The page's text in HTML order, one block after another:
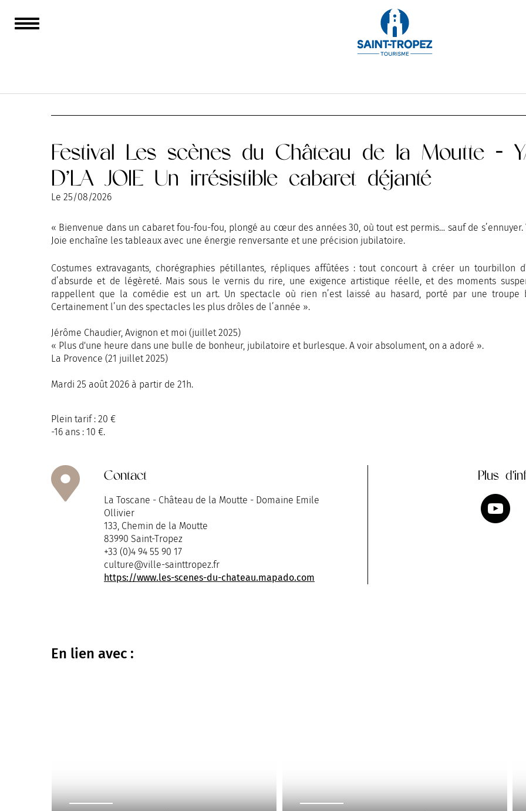
NOVEMBRE DÉCEMBRE
Festival Les scènes du Château de la Moutte -
D’LA JOIE Un irrésistible cabaret déjanté
Le 25/08/2026
« Bienvenue dans un cabaret fou-fou-fou, plongé au cœur des années 30, où tout est permis… sauf de s’ennuyer.
Joie enchaîne les tableaux avec une énergie renversante et une précision jubilatoire.
Costumes extravagants, chorégraphies pétillantes, répliques affûtées : tout concourt à créer un tourbillon
d’absurde et de légèreté. Mais sous le vernis du rire, une exigence artistique réelle, et des moments
rappellent que la comédie est un art. Un spectacle où rien n’est laissé au hasard, porté par une troupe
Certainement l’un des spectacles les plus drôles de l’année ».
Jérôme Chaudier, Avignon et moi (juillet 2025)
« Plus d'une heure dans une bulle de bonheur, jubilatoire et burlesque. A voir absolument, on a adoré ».
La Provence (21 juillet 2025)
Mardi 25 août 2026 à partir de 21h.
Plein tarif : 20 €
-16 ans : 10 €.
Plus
Contact
La Toscane - Château de la Moutte - Domaine Emile
Ollivier
133, Chemin de la Moutte
83990 Saint-Tropez
+33 (0)4 94 55 90 17
culture@ville-sainttropez.fr
https://www.les-scenes-du-chateau.mapado.com
En lien avec :